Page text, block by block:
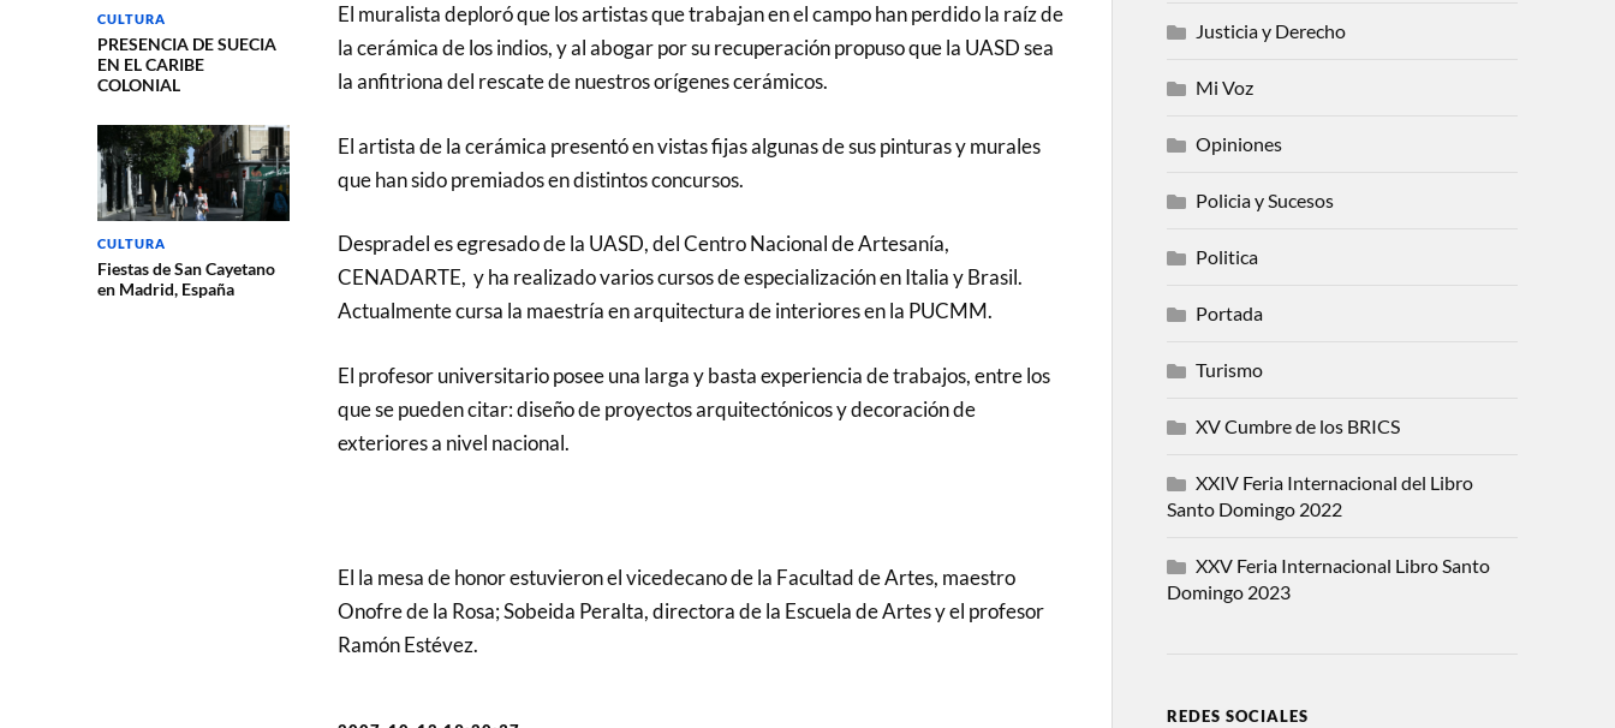
CULTURA
PRESENCIA DE SUECIA
EN EL CARIBE
COLONIAL
CULTURA
Fiestas de San Cayetano
en Madrid, España
El muralista deploró que los artistas que trabajan en el campo han perdido la raíz de
la cerámica de los indios, y al abogar por su recuperación propuso que la UASD sea
la anfitriona del rescate de nuestros orígenes cerámicos.
El artista de la cerámica presentó en vistas fijas algunas de sus pinturas y murales
que han sido premiados en distintos concursos.
Despradel es egresado de la UASD, del Centro Nacional de Artesanía,
CENADARTE, y ha realizado varios cursos de especialización en Italia y Brasil.
Actualmente cursa la maestría en arquitectura de interiores en la PUCMM.
El profesor universitario posee una larga y basta experiencia de trabajos, entre los
que se pueden citar: diseño de proyectos arquitectónicos y decoración de
exteriores a nivel nacional.
El la mesa de honor estuvieron el vicedecano de la Facultad de Artes, maestro
Onofre de la Rosa; Sobeida Peralta, directora de la Escuela de Artes y el profesor
Ramón Estévez.
Justicia y Derecho
Mi Voz
Opiniones
Policia y Sucesos
Politica
Portada
Turismo
XV Cumbre de los BRICS
XXIV Feria Internacional del Libro
Santo Domingo 2022
XXV Feria Internacional Libro Santo
Domingo 2023
REDES SOCIALES